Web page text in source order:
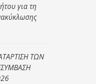
για τη
ΤΩΝ